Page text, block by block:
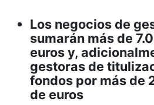
Los negocios de
sumarán más de
euros y,
gestoras de
fondos por más de
de euros